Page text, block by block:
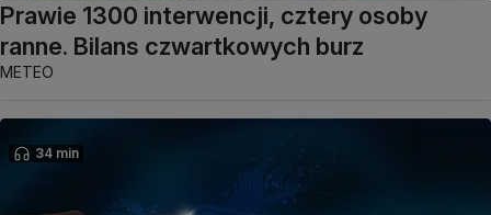
Prawie 1300 interwencji, cztery osoby
ranne. Bilans czwartkowych burz
METEO
34 min